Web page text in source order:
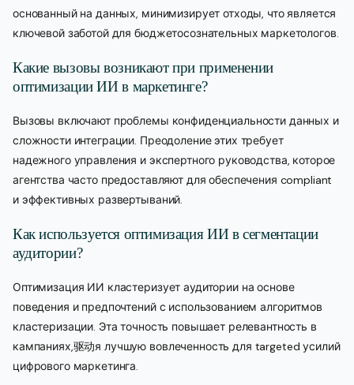
основанный на данных, минимизирует отходы, что является
ключевой заботой для бюджетосознательных маркетологов.
Какие вызовы возникают при применении
оптимизации ИИ в маркетинге?
Вызовы включают проблемы конфиденциальности данных и
сложности интеграции. Преодоление этих требует
надежного управления и экспертного руководства, которое
агентства часто предоставляют для обеспечения compliant
и эффективных развертываний.
Как используется оптимизация ИИ в сегментации
аудитории?
Оптимизация ИИ кластеризует аудитории на основе
поведения и предпочтений с использованием алгоритмов
кластеризации. Эта точность повышает релевантность в
кампаниях,驱动я лучшую вовлеченность для targeted усилий
цифрового маркетинга.